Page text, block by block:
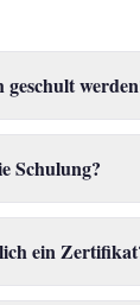
geschult
Schulung?
ein